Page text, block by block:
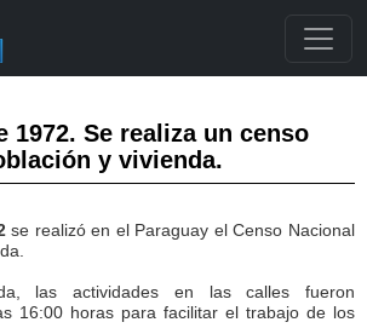
1972. Se realiza un censo
y vivienda.
se realizó en el Paraguay el Censo Nacional
las actividades en las calles fueron
16:00 horas para facilitar el trabajo de los